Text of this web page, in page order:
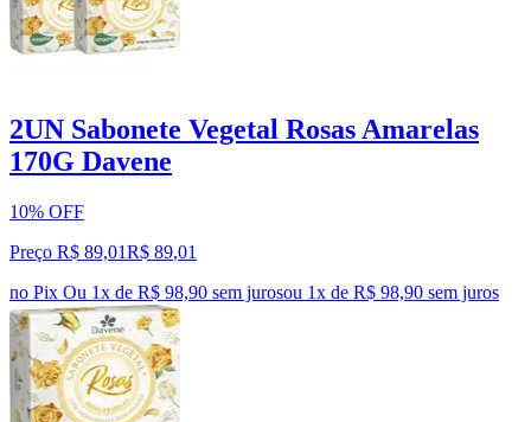
2UN Sabonete Vegetal Rosas Amarelas
170G Davene
10% OFF
Preço R$ 89,01R$ 89,01
no Pix Ou 1x de R$ 98,90 sem jurosou 1x de R$ 98,90 sem juros